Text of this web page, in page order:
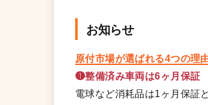
お知らせ
原付市場が選ばれる4つの理
❶整備済み車両は6ヶ月保証
電球など消耗品は1ヶ月保証